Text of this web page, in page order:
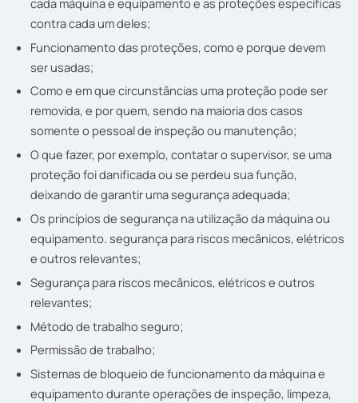
contra cada um deles;
Funcionamento das proteções, como e porque devem
ser usadas;
Como e em que circunstâncias uma proteção pode ser
removida, e por quem, sendo na maioria dos casos
somente o pessoal de inspeção ou manutenção;
O que fazer, por exemplo, contatar o supervisor, se uma
proteção foi danificada ou se perdeu sua função,
deixando de garantir uma segurança adequada;
Os princípios de segurança na utilização da máquina ou
equipamento. segurança para riscos mecânicos, elétricos
e outros relevantes;
Segurança para riscos mecânicos, elétricos e outros
relevantes;
Método de trabalho seguro;
Permissão de trabalho;
Sistemas de bloqueio de funcionamento da máquina e
equipamento durante operações de inspeção, limpeza,